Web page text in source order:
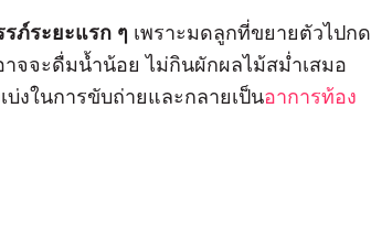
รภ์ระยะแรก ๆ เพราะมดลูกที่ขยายตัวไปกด
จจะดื่มน้ำน้อย ไม่กินผักผลไม้สม่ำเสมอ
งในการขับถ่ายและกลายเป็นอาการท้อง